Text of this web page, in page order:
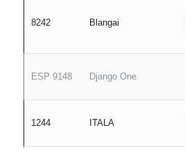
8242 Blangai
ESP 9148 Django One
1244 ITALA